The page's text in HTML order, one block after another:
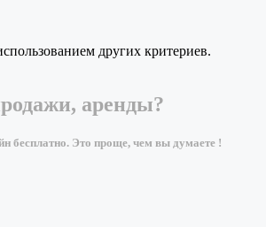
других критериев.
аренды?
бесплатно. Это проще, чем вы думаете !